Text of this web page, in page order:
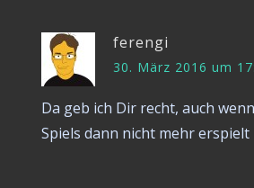
ferengi
30. März 2016 um
Da geb ich Dir recht, auch
Spiels dann nicht mehr erspielt